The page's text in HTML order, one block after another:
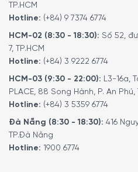
Lựa chọn hoàn hảo
nấu ăn và yêu thích
Set lót tay silicone Peugeot
hảo cho những người yêu
sự an toàn trong nhà bếp.
Sản phẩm này đặc biệt phù
người thường xuyên chế biến
nóng, với thiết kế tinh tế và
quà lý tưởng cho người thân,
TP.HCM
Hotline: (+84) 9 7374 6774
HCM-02 (8:30 - 18:30): Số 52,
7, TP.HCM
Hotline: (+84) 3 9222 6774
HCM-03 (9:30 - 22:00): L3-16a,
PLACE, 88 Song Hành, P. An Phú,
Hotline: (+84) 3 5359 6774
Đà Nẵng (8:30 - 18:30): 416
TP.Đà Nẵng
Hotline: 1900 6774